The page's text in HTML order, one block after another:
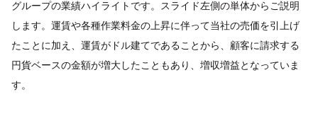
グループの業績ハイライトです。スライド左側の単体からご説明
します。運賃や各種作業料金の上昇に伴って当社の売価を引上げ
たことに加え、運賃がドル建てであることから、顧客に請求する
円貨ベースの金額が増大したこともあり、増収増益となっていま
す。